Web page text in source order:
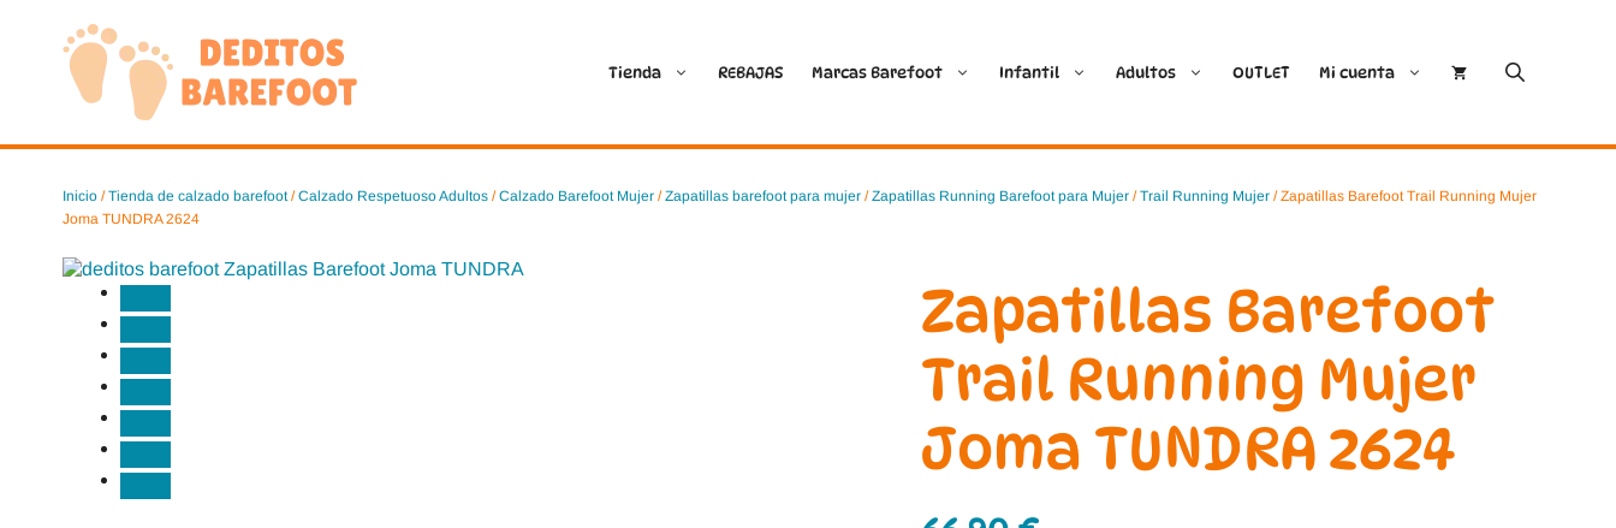
contenido
Tienda REBAJAS Marcas Barefoot
Ballop Batilas
Crecendo
D.D. Step
Cóndor
Deditos
Demax
FlexiNens
Bobux
Dodo Shoes
Igor
Lang.S
Infantil Adultos OUTLET Mi cuenta
Inicio /Tienda de calzado barefoot/Calzado Respetuoso Adultos /Calzado Barefoot Mujer /Zapatillas barefoot para mujer /Zapatillas Running Barefoot para Mujer /Trail Running Mujer / Zapatillas Barefoot Trail Running Mujer
Joma TUNDRA 2624
Zapatillas Barefoot
Trail Running Mujer
Joma TUNDRA 2624